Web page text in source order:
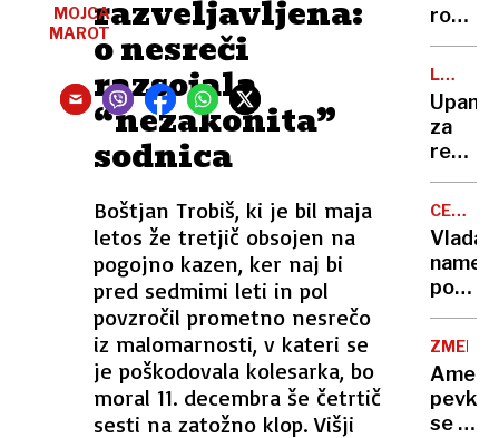
razveljavljena:
o nesreči
razsojala
“nezakonita”
sodnica
Boštjan Trobiš, ki je bil maja
letos že tretjič obsojen na
pogojno kazen, ker naj bi
pred sedmimi leti in pol
povzročil prometno nesrečo
iz malomarnosti, v kateri se
je poškodovala kolesarka, bo
moral 11. decembra še četrtič
sesti na zatožno klop. Višji
MOJCA
MAROT
robu
skoraj
prazni,
voda
LADJA
LAHO
Upanje
za
rešitev
ladje
padlo
v
vodo,
Laho
gre
v
razrez
CENE
GORIVA
Vlada
cen
naftnih
ZMEDA
pevka
se je